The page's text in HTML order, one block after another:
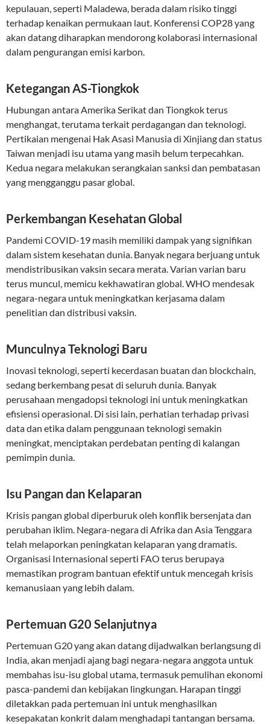
kepulauan, seperti Maladewa, berada dalam risiko tinggi
terhadap kenaikan permukaan laut. Konferensi COP28 yang
akan datang diharapkan mendorong kolaborasi internasional
dalam pengurangan emisi karbon.
Ketegangan AS-Tiongkok
Hubungan antara Amerika Serikat dan Tiongkok terus
menghangat, terutama terkait perdagangan dan teknologi.
Pertikaian mengenai Hak Asasi Manusia di Xinjiang dan status
Taiwan menjadi isu utama yang masih belum terpecahkan.
Kedua negara melakukan serangkaian sanksi dan pembatasan
yang mengganggu pasar global.
Perkembangan Kesehatan Global
Pandemi COVID-19 masih memiliki dampak yang signifikan
dalam sistem kesehatan dunia. Banyak negara berjuang untuk
mendistribusikan vaksin secara merata. Varian varian baru
terus muncul, memicu kekhawatiran global. WHO mendesak
negara-negara untuk meningkatkan kerjasama dalam
penelitian dan distribusi vaksin.
Munculnya Teknologi Baru
Inovasi teknologi, seperti kecerdasan buatan dan blockchain,
sedang berkembang pesat di seluruh dunia. Banyak
perusahaan mengadopsi teknologi ini untuk meningkatkan
efisiensi operasional. Di sisi lain, perhatian terhadap privasi
data dan etika dalam penggunaan teknologi semakin
meningkat, menciptakan perdebatan penting di kalangan
pemimpin dunia.
Isu Pangan dan Kelaparan
Krisis pangan global diperburuk oleh konflik bersenjata dan
perubahan iklim. Negara-negara di Afrika dan Asia Tenggara
telah melaporkan peningkatan kelaparan yang dramatis.
Organisasi Internasional seperti FAO terus berupaya
memastikan program bantuan efektif untuk mencegah krisis
kemanusiaan yang lebih dalam.
Pertemuan G20 Selanjutnya
Pertemuan G20 yang akan datang dijadwalkan berlangsung di
India, akan menjadi ajang bagi negara-negara anggota untuk
membahas isu-isu global utama, termasuk pemulihan ekonomi
pasca-pandemi dan kebijakan lingkungan. Harapan tinggi
diletakkan pada pertemuan ini untuk menghasilkan
kesepakatan konkrit dalam menghadapi tantangan bersama.